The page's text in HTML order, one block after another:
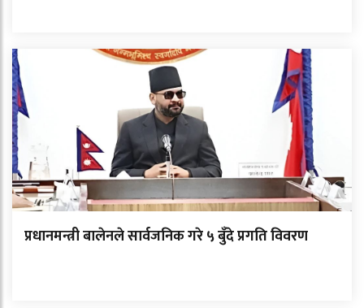
प्रधानमन्त्री बालेनले सार्वजनिक गरे ५ बुँदे प्रगति विवरण